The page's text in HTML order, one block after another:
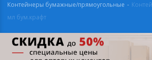
Контейнеры бумажные/прямоугольные -
мл бум.крафт